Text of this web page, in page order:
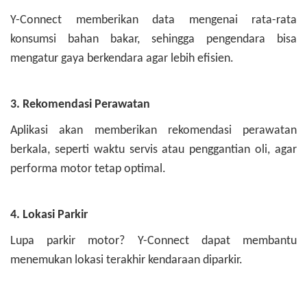
Y-Connect memberikan data mengenai rata-rata
konsumsi bahan bakar, sehingga pengendara bisa
mengatur gaya berkendara agar lebih efisien.
3. Rekomendasi Perawatan
Aplikasi akan memberikan rekomendasi perawatan
berkala, seperti waktu servis atau penggantian oli, agar
performa motor tetap optimal.
4. Lokasi Parkir
Lupa parkir motor? Y-Connect dapat membantu
menemukan lokasi terakhir kendaraan diparkir.